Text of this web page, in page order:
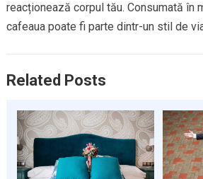
reacționează corpul tău. Consumată în
cafeaua poate fi parte dintr-un stil de
Related Posts